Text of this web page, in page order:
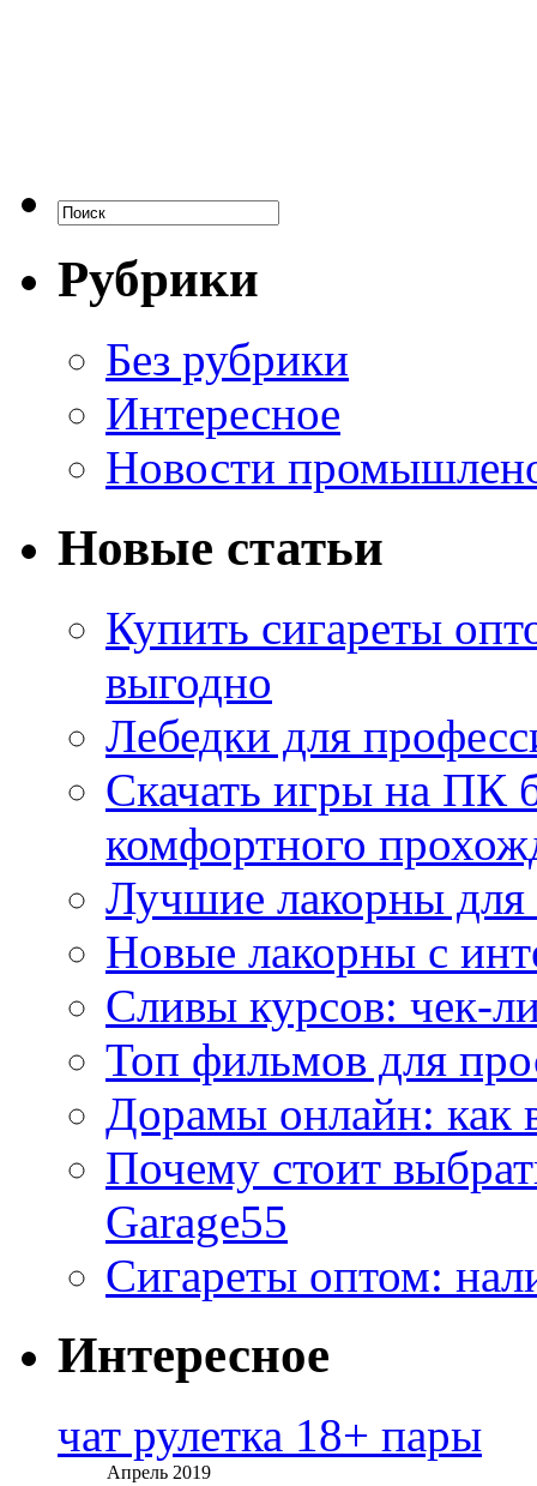
Рубрики
Без рубрики
Интересное
Новости
Новые статьи
Купить сигареты
выгодно
Лебедки для
Скачать игры на ПК
комфортного
Лучшие лакорны для
Новые лакорны с
Сливы курсов: чек-
Топ фильмов для
Дорамы онлайн: как
Почему стоит
Garage55
Сигареты оптом:
Интересное
чат рулетка 18+ пары
Апрель 2019